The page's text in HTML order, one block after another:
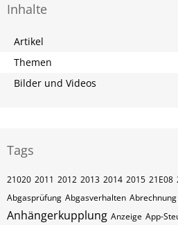
Inhalte
Artikel
Themen
Bilder und Videos
Tags
21020 2011 2012 2013 2014 2015 21E08
Abgasprüfung Abgasverhalten
Anhängerkupplung Anzeige App-